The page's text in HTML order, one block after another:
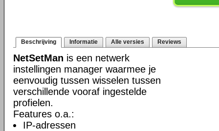
Beschrijving Informatie Alle versies Reviews
NetSetMan is een netwerk
instellingen manager waarmee je
eenvoudig tussen wisselen tussen
verschillende vooraf ingestelde
profielen.
Features o.a.:
IP-adressen